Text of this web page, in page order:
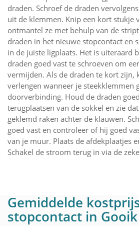
draden. Schroef de draden
uit de klemmen. Knip een kort stukje
ontmantel ze met behulp van de
draden in het nieuwe stopcontact en
in de juiste ligplaats. Het is uiteraard
draden goed vast te schroeven om
vermijden. Als de draden te kort zijn,
verlengen wanneer je steekklemmen
doorverbinding. Houd de draden
terugplaatsen van de sokkel en zie
geklemd raken achter de klauwen.
goed vast en controleer of hij goed
van je muur. Plaats de afdekplaatjes
Schakel de stroom terug in via de
Gemiddelde
stopcontact in Gooik